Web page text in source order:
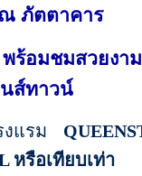
ภัตตาคาร
ชมสวยงาม
ส์ทาวน์
แรม
หรือเทียบเท่า